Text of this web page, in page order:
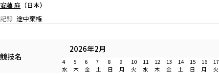
安藤 麻 （日本）
記録 途中棄権
競技名
2026年2月
4 5 6 7 8 9 10 11 12 13 14 15 16
17
水
木 金 土 日 月 火 水 木 金 土 日 月 火